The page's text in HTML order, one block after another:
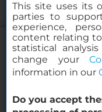
Porta Rossa
Collection
© 2000-2026 MINOR
This site uses its
parties to
experience,
content relating
statistical
change your
information in our
Do you accept